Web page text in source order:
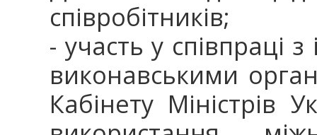
співробітників;
- участь у співпраці
виконавськими
Кабінету Міністрів